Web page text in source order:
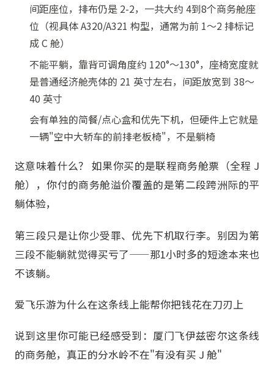
间距座位，排布仍是 2-2，一共大约 4到8个商务舱座
位（视具体 A320/A321 构型，通常为前 1～2 排标记
成 C 舱）
不能平躺，靠背可调角度约 120°～130°，座椅宽度就
是普通经济舱壳体的 21 英寸左右，间距放宽到 38～
40 英寸
会有单独的简餐/点心盒和优先下机，但硬件上它就是
一辆"空中大轿车的前排老板椅"，不是躺椅
这意味着什么？ 如果你买的是联程商务舱票（全程 J
舱），你付的商务舱溢价覆盖的是第二段跨洲际的平
躺体验，
第三段只是让你少受罪、优先下机取行李。别因为第
三段不能躺就觉得买亏了——那1小时多的短途本来也
不该躺。
爱飞乐游为什么在这条线上能帮你把钱花在刀刃上
说到这里你可能已经感受到：厦门飞伊兹密尔这条线
的商务舱，真正的分水岭不在"有没有买 J 舱"